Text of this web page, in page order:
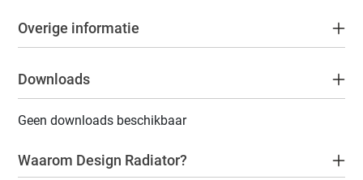
Overige informatie
Downloads
Geen downloads beschikbaar
Waarom Design Radiator?